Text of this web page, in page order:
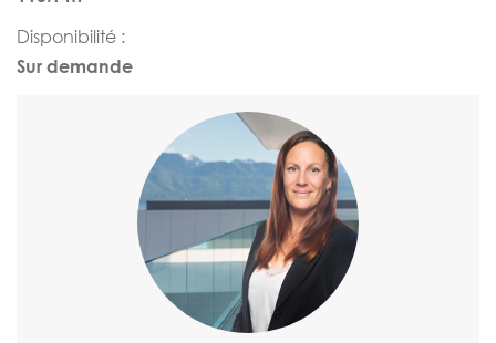
Disponibilité :
Sur demande